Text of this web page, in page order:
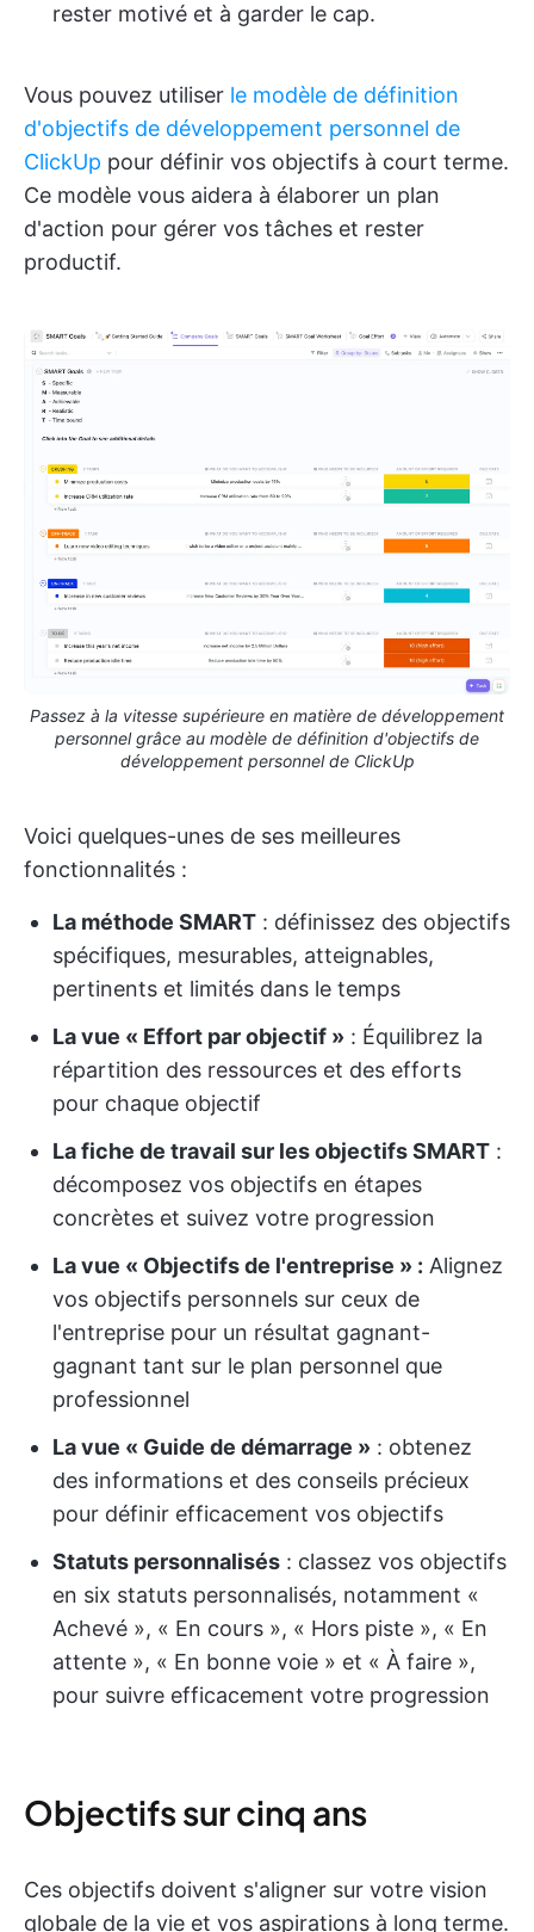
rester motivé et à garder le cap.
Vous pouvez utiliser le modèle de définition
d'objectifs de développement personnel de
ClickUp pour définir vos objectifs à court terme.
Ce modèle vous aidera à élaborer un plan
d'action pour gérer vos tâches et rester
productif.
Passez à la vitesse supérieure en matière de développement
personnel grâce au modèle de définition d'objectifs de
développement personnel de ClickUp
Voici quelques-unes de ses meilleures
fonctionnalités :
La méthode SMART : définissez des objectifs
spécifiques, mesurables, atteignables,
pertinents et limités dans le temps
La vue « Effort par objectif » : Équilibrez la
répartition des ressources et des efforts
pour chaque objectif
La fiche de travail sur les objectifs SMART :
décomposez vos objectifs en étapes
concrètes et suivez votre progression
La vue « Objectifs de l'entreprise » : Alignez
vos objectifs personnels sur ceux de
l'entreprise pour un résultat gagnant-
gagnant tant sur le plan personnel que
professionnel
La vue « Guide de démarrage » : obtenez
des informations et des conseils précieux
pour définir efficacement vos objectifs
Statuts personnalisés : classez vos objectifs
en six statuts personnalisés, notamment «
Achevé », « En cours », « Hors piste », « En
attente », « En bonne voie » et « À faire »,
pour suivre efficacement votre progression
Objectifs sur cinq ans
Ces objectifs doivent s'aligner sur votre vision
globale de la vie et vos aspirations à long terme.